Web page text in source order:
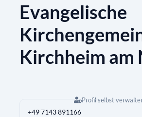
Evangelische
Kirchheim am
Profil selbst
+49 7143 891166